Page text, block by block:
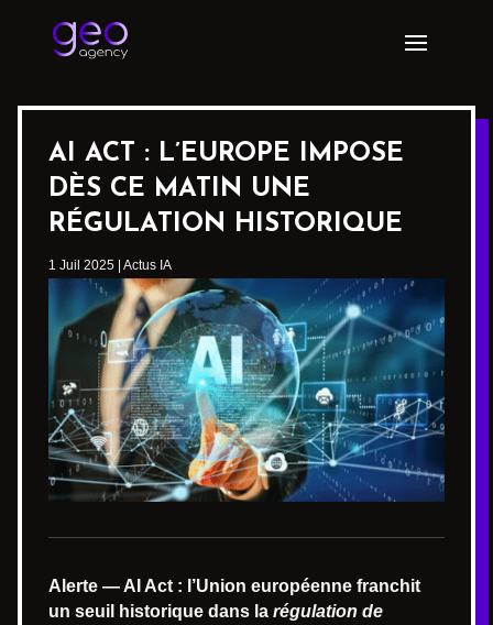
AI ACT : L’EUROPE IMPOSE
DÈS CE MATIN UNE
RÉGULATION HISTORIQUE
1 Juil 2025 Actus IA
Alerte — AI Act : l’Union européenne franchit
un seuil historique dans la régulation de